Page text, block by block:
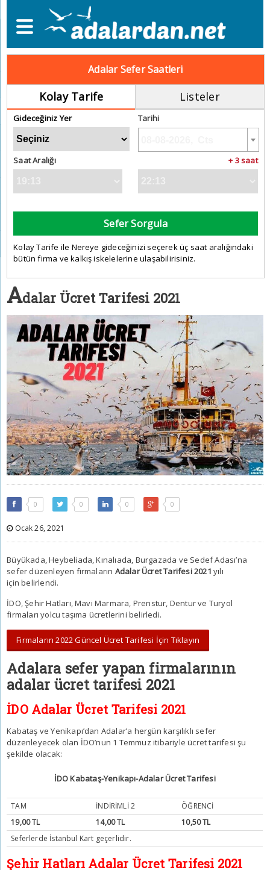
Adalar Sefer Saatleri
Kolay Tarife Listeler
Gideceğiniz Yer Tarihi
Saat Aralığı + 3 saat
Sefer Sorgula
Kolay Tarife ile Nereye gideceğinizi seçerek üç saat aralığındaki
bütün firma ve kalkış iskelelerine ulaşabilirisiniz.
Adalar Ücret Tarifesi 2021
0 0 0 0
Ocak 26, 2021
Büyükada, Heybeliada, Kınalıada, Burgazada ve Sedef Adası’na
sefer düzenleyen firmaların Adalar Ücret Tarifesi 2021 yılı
için belirlendi.
İDO, Şehir Hatları, Mavi Marmara, Prenstur, Dentur ve Turyol
firmaları yolcu taşıma ücretlerini belirledi.
Firmaların 2022 Güncel Ücret Tarifesi İçin Tıklayın
Adalara sefer yapan firmalarının
adalar ücret tarifesi 2021
İDO Adalar Ücret Tarifesi 2021
Kabataş ve Yenikapı’dan Adalar’a hergün karşılıklı sefer
düzenleyecek olan İDO’nun 1 Temmuz itibariyle ücret tarifesi şu
şekilde olacak:
İDO Kabataş-Yenikapı-Adalar Ücret Tarifesi
TAM İNDİRİMLİ 2
ÖĞRENCİ
19,00 TL
14,00 TL
10,50 TL
Seferlerde İstanbul Kart geçerlidir.
Şehir Hatları Adalar Ücret Tarifesi 2021